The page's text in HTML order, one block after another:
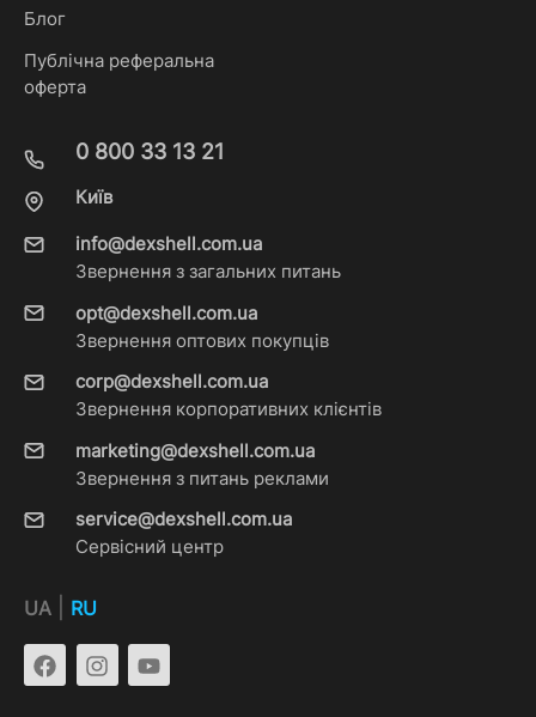
Блог
Публічна реферальна
оферта
0 800 33 13 21
Київ
info@dexshell.com.ua
Звернення з загальних питань
opt@dexshell.com.ua
Звернення оптових покупців
corp@dexshell.com.ua
Звернення корпоративних клієнтів
marketing@dexshell.com.ua
Звернення з питань реклами
service@dexshell.com.ua
Сервісний центр
UA RU